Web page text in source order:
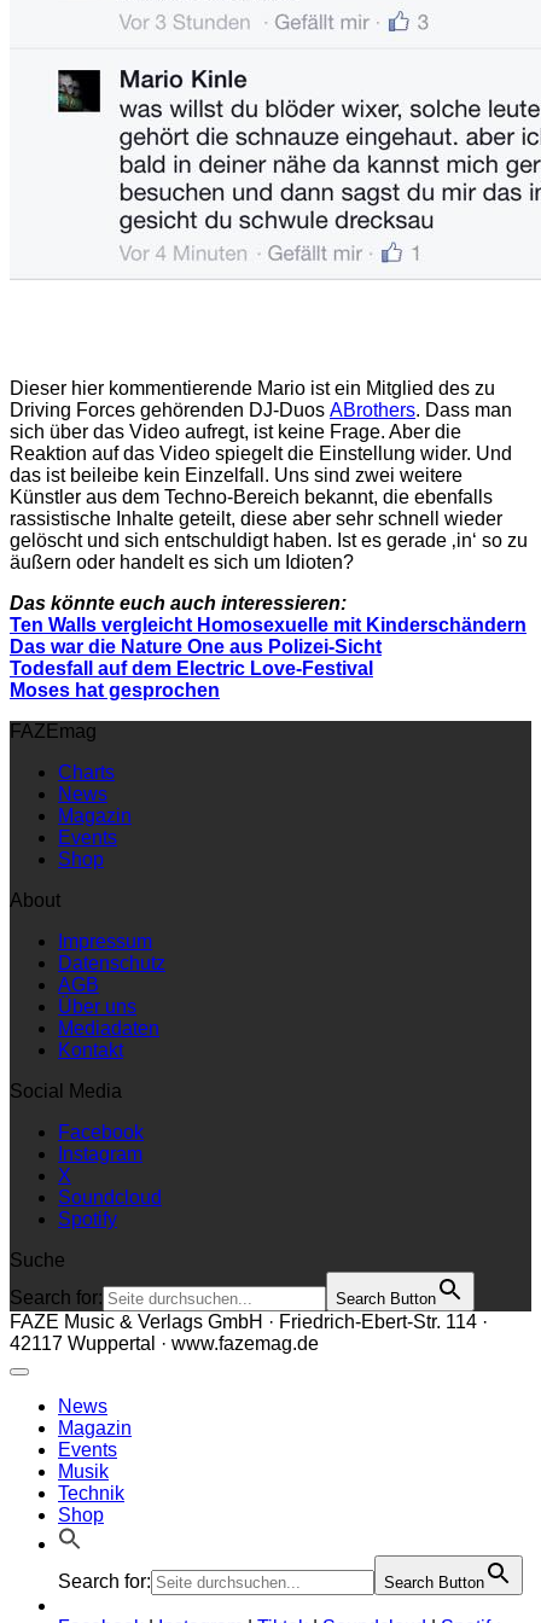
Dieser hier kommentierende Mario ist ein Mitglied des zu
Driving Forces gehörenden DJ-Duos ABrothers. Dass man
sich über das Video aufregt, ist keine Frage. Aber die
Reaktion auf das Video spiegelt die Einstellung wider. Und
das ist beileibe kein Einzelfall. Uns sind zwei weitere
Künstler aus dem Techno-Bereich bekannt, die ebenfalls
rassistische Inhalte geteilt, diese aber sehr schnell wieder
gelöscht und sich entschuldigt haben. Ist es gerade ‚in‘ so zu
äußern oder handelt es sich um Idioten?
Das könnte euch auch interessieren:
Ten Walls vergleicht Homosexuelle mit Kinderschändern
Das war die Nature One aus Polizei-Sicht
Todesfall auf dem Electric Love-Festival
Moses hat gesprochen
FAZEmag
Charts
News
Magazin
Events
Shop
About
Impressum
Datenschutz
AGB
Über uns
Mediadaten
Kontakt
Social Media
Facebook
Instagram
X
Soundcloud
Spotify
Suche
Search for:
Search Button
FAZE Music & Verlags GmbH · Friedrich-Ebert-Str. 114 ·
42117 Wuppertal · www.fazemag.de
News
Magazin
Events
Musik
Technik
Shop
Search for: Search Button